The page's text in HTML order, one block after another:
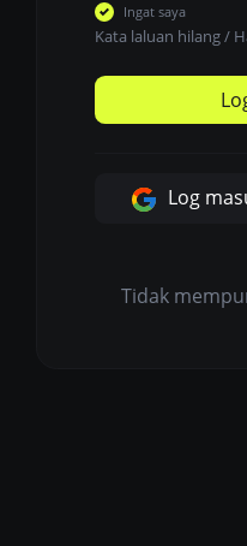
Ingat saya
Kata laluan hilang/
Log
Tidak